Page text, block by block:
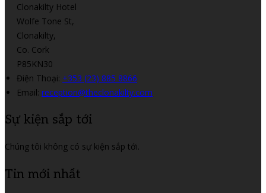
Clonakilty Hotel
Wolfe Tone St,
Clonakilty,
Co. Cork
P85KN30
Điện Thoại: +353 (23) 885 8866
Email: reception@theclonakilty.com
Sự kiện sắp tới
Chúng tôi không có sự kiện sắp tới.
Tin mới nhất